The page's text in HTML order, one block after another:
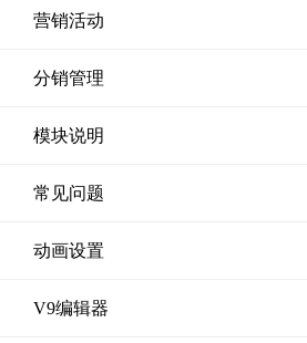
营销活动
分销管理
模块说明
常见问题
动画设置
V9编辑器